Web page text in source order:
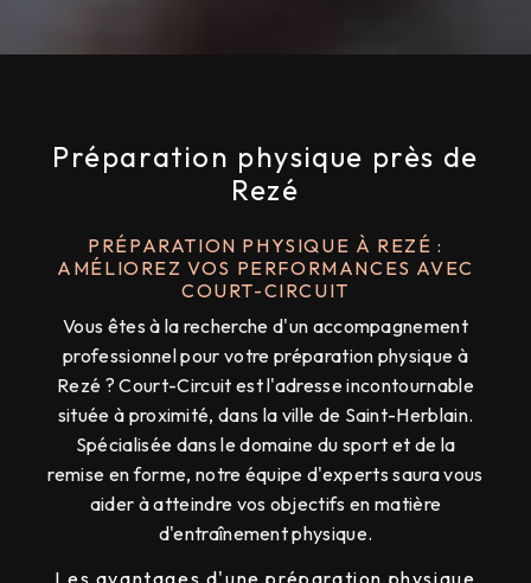
Préparation physique près de
Rezé
PRÉPARATION PHYSIQUE À REZÉ :
AMÉLIOREZ VOS PERFORMANCES AVEC
COURT-CIRCUIT
Vous êtes à la recherche d'un accompagnement
professionnel pour votre préparation physique à
Rezé ? Court-Circuit est l'adresse incontournable
située à proximité, dans la ville de Saint-Herblain.
Spécialisée dans le domaine du sport et de la
remise en forme, notre équipe d'experts saura vous
aider à atteindre vos objectifs en matière
d'entraînement physique.